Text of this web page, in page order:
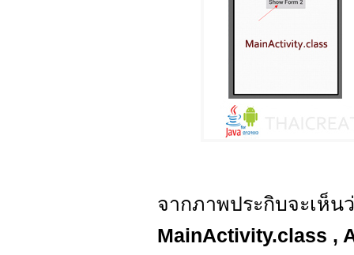
จากภาพประกิบจะเห็น
MainActivity.class ,